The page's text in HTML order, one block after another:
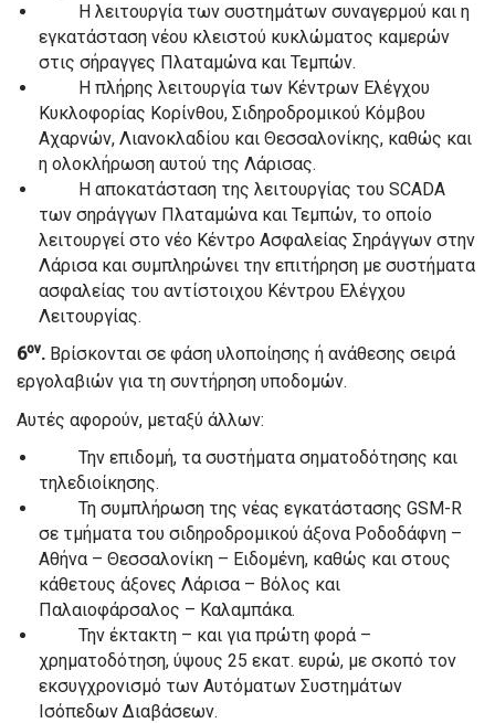
Η λειτουργία των συστημάτων συναγερμού και η
εγκατάσταση νέου κλειστού κυκλώματος καμερών
στις σήραγγες Πλαταμώνα και Τεμπών.
Η πλήρης λειτουργία των Κέντρων Ελέγχου
Κυκλοφορίας Κορίνθου, Σιδηροδρομικού Κόμβου
Αχαρνών, Λιανοκλαδίου και Θεσσαλονίκης, καθώς και
η ολοκλήρωση αυτού της Λάρισας.
Η αποκατάσταση της λειτουργίας του SCADA
των σηράγγων Πλαταμώνα και Τεμπών, το οποίο
λειτουργεί στο νέο Κέντρο Ασφαλείας Σηράγγων στην
Λάρισα και συμπληρώνει την επιτήρηση με συστήματα
ασφαλείας του αντίστοιχου Κέντρου Ελέγχου
Λειτουργίας.
6ον. Βρίσκονται σε φάση υλοποίησης ή ανάθεσης σειρά
εργολαβιών για τη συντήρηση υποδομών.
Αυτές αφορούν, μεταξύ άλλων:
Την επιδομή, τα συστήματα σηματοδότησης και
τηλεδιοίκησης.
Τη συμπλήρωση της νέας εγκατάστασης GSM-R
σε τμήματα του σιδηροδρομικού άξονα Ροδοδάφνη –
Αθήνα – Θεσσαλονίκη – Ειδομένη, καθώς και στους
κάθετους άξονες Λάρισα – Βόλος και
Παλαιοφάρσαλος – Καλαμπάκα.
Την έκτακτη – και για πρώτη φορά –
χρηματοδότηση, ύψους 25 εκατ. ευρώ, με σκοπό τον
εκσυγχρονισμό των Αυτόματων Συστημάτων
Ισόπεδων Διαβάσεων.